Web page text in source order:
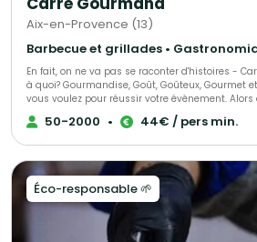
Aix-en-Provence (13)
En fait, on ne va pas se raconter d'histoires -
à quoi? Gourmandise, Goût, Goûteux, Gourmet
vous voulez pour réussir votre évènement.
peut dire encore beaucoup de choses... Le mieux c'est
GHIBAUDO
50-2000 • 44€ / pers min.
Éco-responsable 🌱